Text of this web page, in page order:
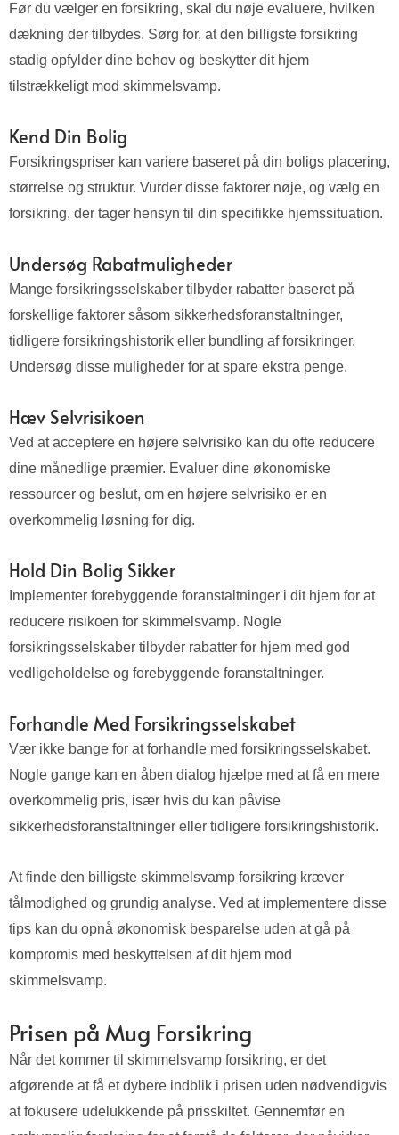
Før du vælger en forsikring, skal du nøje evaluere, hvilken
dækning der tilbydes. Sørg for, at den billigste forsikring
stadig opfylder dine behov og beskytter dit hjem
tilstrækkeligt mod skimmelsvamp.
Kend Din Bolig
Forsikringspriser kan variere baseret på din boligs placering,
størrelse og struktur. Vurder disse faktorer nøje, og vælg en
forsikring, der tager hensyn til din specifikke hjemssituation.
Undersøg Rabatmuligheder
Mange forsikringsselskaber tilbyder rabatter baseret på
forskellige faktorer såsom sikkerhedsforanstaltninger,
tidligere forsikringshistorik eller bundling af forsikringer.
Undersøg disse muligheder for at spare ekstra penge.
Hæv Selvrisikoen
Ved at acceptere en højere selvrisiko kan du ofte reducere
dine månedlige præmier. Evaluer dine økonomiske
ressourcer og beslut, om en højere selvrisiko er en
overkommelig løsning for dig.
Hold Din Bolig Sikker
Implementer forebyggende foranstaltninger i dit hjem for at
reducere risikoen for skimmelsvamp. Nogle
forsikringsselskaber tilbyder rabatter for hjem med god
vedligeholdelse og forebyggende foranstaltninger.
Forhandle Med Forsikringsselskabet
Vær ikke bange for at forhandle med forsikringsselskabet.
Nogle gange kan en åben dialog hjælpe med at få en mere
overkommelig pris, især hvis du kan påvise
sikkerhedsforanstaltninger eller tidligere forsikringshistorik.
At finde den billigste skimmelsvamp forsikring kræver
tålmodighed og grundig analyse. Ved at implementere disse
tips kan du opnå økonomisk besparelse uden at gå på
kompromis med beskyttelsen af dit hjem mod
skimmelsvamp.
Prisen på Mug Forsikring
Når det kommer til skimmelsvamp forsikring, er det
afgørende at få et dybere indblik i prisen uden nødvendigvis
at fokusere udelukkende på prisskiltet. Gennemfør en